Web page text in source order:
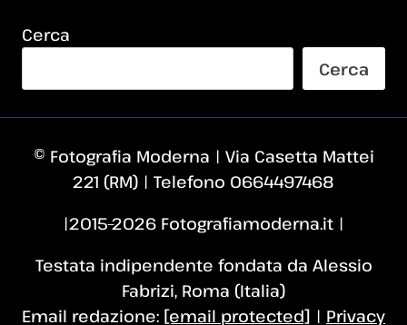
Cerca
Cerca
© Fotografia Moderna | Via Casetta Mattei
221 (RM) | Telefono 0664497468
|2015–2026 Fotografiamoderna.it |
Testata indipendente fondata da Alessio
Fabrizi, Roma (Italia)
Email redazione: [email protected] | Privacy